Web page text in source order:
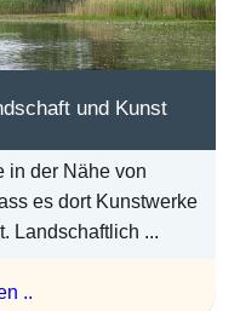
und Kunst
in der Nähe von
es dort Kunstwerke
Landschaftlich ...
..